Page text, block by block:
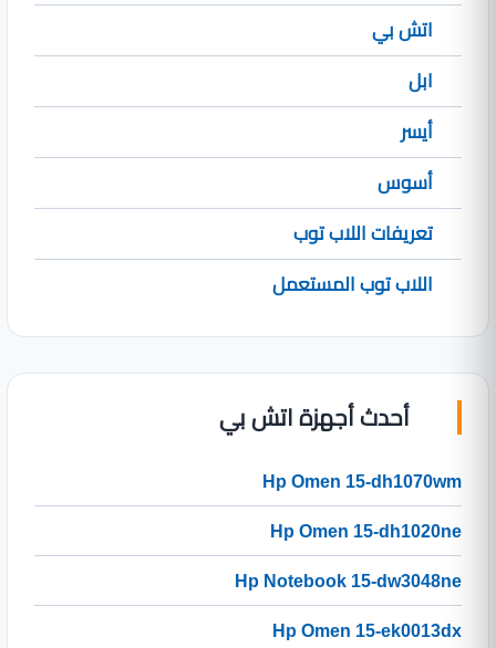
اتش بي
ابل
أيسر
أسوس
تعريفات اللاب توب
اللاب توب المستعمل
أحدث أجهزة اتش بي
Hp Omen 15-dh1070wm
Hp Omen 15-dh1020ne
Hp Notebook 15-dw3048ne
Hp Omen 15-ek0013dx